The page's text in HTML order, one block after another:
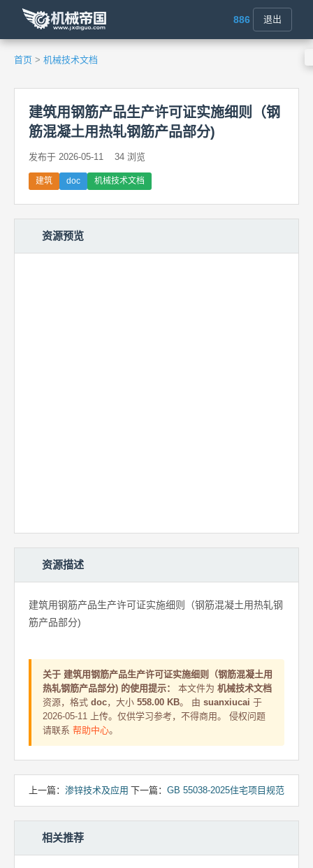
886 退出
首页 > 机械技术文档
建筑用钢筋产品生产许可证实施细则（钢
筋混凝土用热轧钢筋产品部分)
发布于 2026-05-11 34 浏览
建筑 doc 机械技术文档
资源预览
资源描述
建筑用钢筋产品生产许可证实施细则（钢筋混凝土用热轧钢
筋产品部分)
关于 建筑用钢筋产品生产许可证实施细则（钢筋混凝土用
热轧钢筋产品部分) 的使用提示：
本文件为 机械技术文档
资源，格式 doc，大小 558.00 KB。 由 suanxiucai 于
2026-05-11 上传。仅供学习参考，不得商用。 侵权问题
请联系 帮助中心。
上一篇： 渗锌技术及应用 下一篇： GB 55038-2025住宅项目规范
相关推荐